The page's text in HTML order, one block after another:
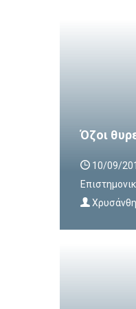
Όζοι
10/09/